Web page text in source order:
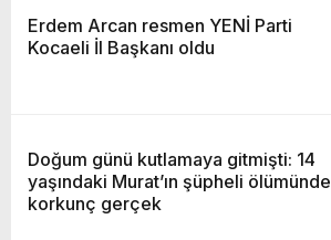
Erdem Arcan resmen YENİ Parti
Kocaeli İl Başkanı oldu
Doğum günü kutlamaya gitmişti: 14
yaşındaki Murat’ın şüpheli ölümünde
korkunç gerçek